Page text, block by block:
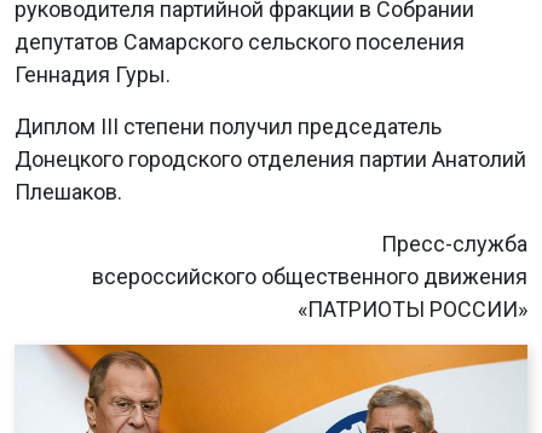
руководителя партийной фракции в Собрании
депутатов Самарского сельского поселения
Геннадия Гуры.
Диплом III степени получил председатель
Донецкого городского отделения партии Анатолий
Плешаков.
Пресс-служба
всероссийского общественного движения
«ПАТРИОТЫ РОССИИ»